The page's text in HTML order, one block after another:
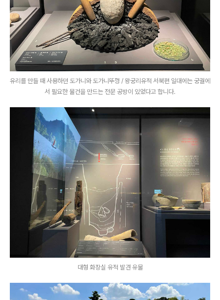
유리를 만들 때 사용하던 도가니와 도가니뚜껑 / 왕궁리유적 서북편 일대에는 궁궐에
서 필요한 물건을 만드는 전문 공방이 있었다고 합니다.
대형 화장실 유적 발견 유물